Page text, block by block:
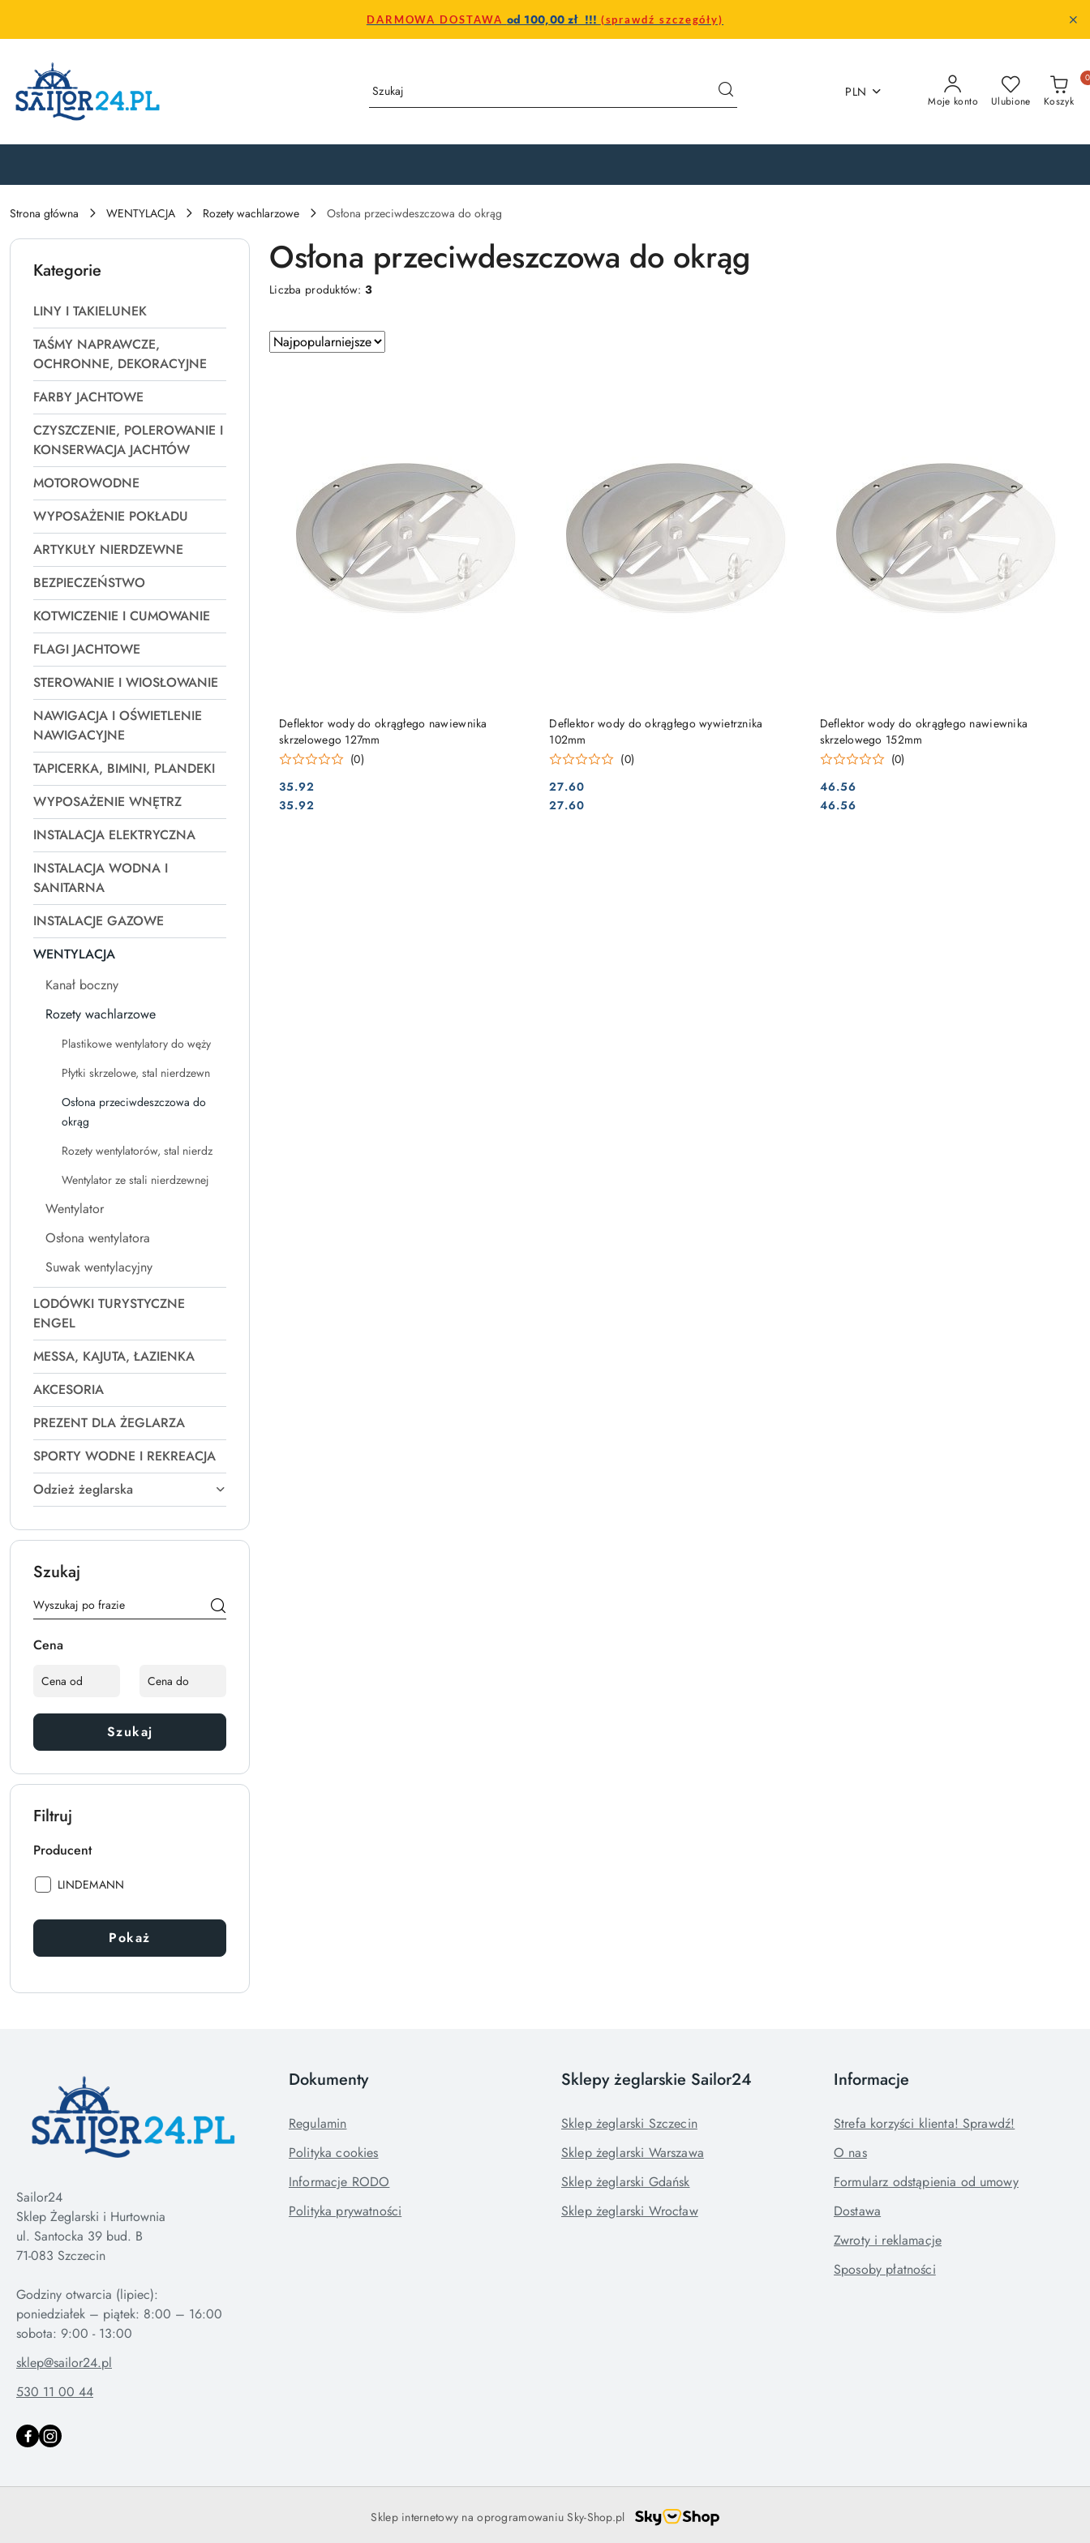
DARMOWA DOSTAWA od 100,00 zł !!! (sprawdź szczegóły)
PLN
Moje konto Ulubione Koszyk
0
Strona główna WENTYLACJA Rozety wachlarzowe Osłona przeciwdeszczowa do okrąg
Kategorie
LINY I TAKIELUNEK
TAŚMY NAPRAWCZE,
OCHRONNE, DEKORACYJNE
FARBY JACHTOWE
CZYSZCZENIE, POLEROWANIE I
KONSERWACJA JACHTÓW
MOTOROWODNE
WYPOSAŻENIE POKŁADU
ARTYKUŁY NIERDZEWNE
BEZPIECZEŃSTWO
KOTWICZENIE I CUMOWANIE
FLAGI JACHTOWE
STEROWANIE I WIOSŁOWANIE
NAWIGACJA I OŚWIETLENIE
NAWIGACYJNE
TAPICERKA, BIMINI, PLANDEKI
WYPOSAŻENIE WNĘTRZ
INSTALACJA ELEKTRYCZNA
INSTALACJA WODNA I
SANITARNA
INSTALACJE GAZOWE
WENTYLACJA
Kanał boczny
Rozety wachlarzowe
Plastikowe wentylatory do węży
Płytki skrzelowe, stal nierdzewn
Osłona przeciwdeszczowa do
okrąg
Rozety wentylatorów, stal nierdz
Wentylator ze stali nierdzewnej
Wentylator
Osłona wentylatora
Suwak wentylacyjny
LODÓWKI TURYSTYCZNE
ENGEL
MESSA, KAJUTA, ŁAZIENKA
AKCESORIA
PREZENT DLA ŻEGLARZA
SPORTY WODNE I REKREACJA
Odzież żeglarska
Szukaj
Cena
Szukaj
Filtruj
Producent
Producent:
LINDEMANN
Pokaż
Osłona przeciwdeszczowa do okrąg
Liczba produktów:3
Zastosowano
sortowanie:
Sortuj
według
Deflektor wody do okrągłego nawiewnika
skrzelowego 127mm
(0)
Cena:
35.92
Cena:
35.92
DO KOSZYKA
Deflektor wody do okrągłego wywietrznika
102mm
(0)
Cena:
27.60
Cena:
27.60
DO KOSZYKA
Deflektor wody do okrągłego nawiewnika
skrzelowego 152mm
(0)
Cena:
46.56
Cena:
46.56
DO KOSZYKA
Sailor24
Sklep Żeglarski i Hurtownia
ul. Santocka 39 bud. B
71-083 Szczecin
Godziny otwarcia (lipiec):
poniedziałek – piątek: 8:00 – 16:00
sklep@sailor24.pl
530 11 00 44
Dokumenty
Regulamin
Polityka cookies
Informacje RODO
Polityka prywatności
Sklepy żeglarskie Sailor24
Sklep żeglarski Szczecin
Sklep żeglarski Warszawa
Sklep żeglarski Gdańsk
Sklep żeglarski Wrocław
Informacje
Strefa korzyści klienta! Sprawdź!
O nas
Formularz odstąpienia od umowy
Dostawa
Zwroty i reklamacje
Sposoby płatności
Sklep internetowy na oprogramowaniu Sky-Shop.pl